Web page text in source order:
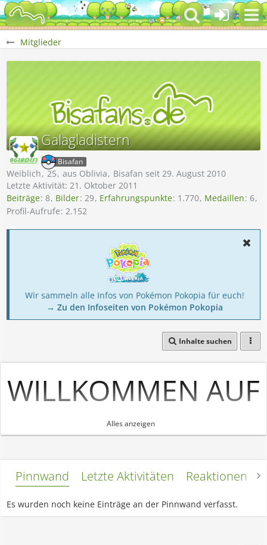
Mitglieder
Galagladistern
Bisafan
Weiblich 25 aus Oblivia
Bisafan seit 29. August 2010
Letzte Aktivität: 21. Oktober 2011
Beiträge 8 Bilder 29 Erfahrungspunkte 1.770 Medaillen 6
Profil-Aufrufe 2.152
Wir sammeln alle Infos von Pokémon Pokopia für euch!
→ Zu den Infoseiten von Pokémon Pokopia
Inhalte suchen
WILLKOMMEN AUF
MEINEM
PROFILhttp://www.
youtube.com/watc
Alles anzeigen
Pinnwand Letzte Aktivitäten Reaktionen
Es wurden noch keine Einträge an der Pinnwand verfasst.